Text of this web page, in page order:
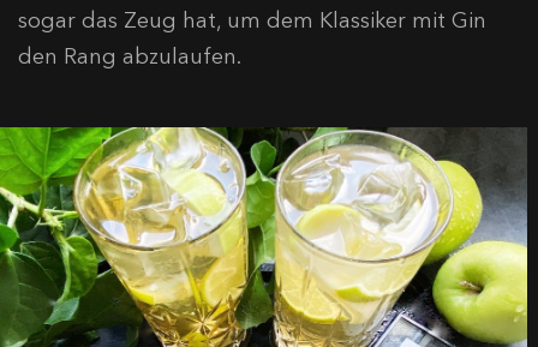
sogar das Zeug hat, um dem Klassiker mit Gin
den Rang abzulaufen.